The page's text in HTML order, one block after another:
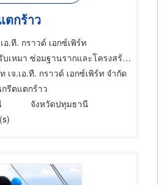
กร้าว
.ที. กราวด์ เอกซ์เพิร์ท
า ซ่อมฐานรากและโครงสร้างก่อสร้าง,ผู้รับเหมากันรั่ว,ผู้รับเหมาทำพื้นและทางเดิน
เจ.เอ.ที. กราวด์ เอกซ์เพิร์ท จำกัด
รีตแตกร้าว
จังหวัดปทุมธานี